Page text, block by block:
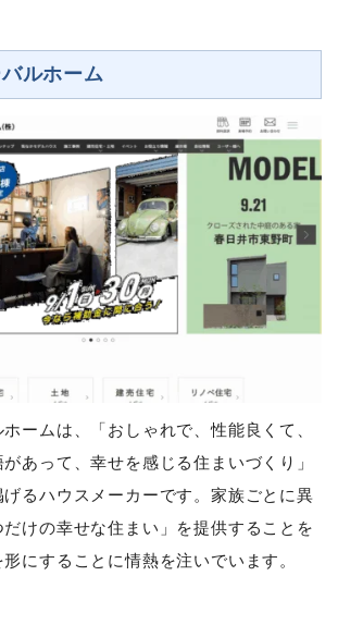
ルホーム
ームは、「おしゃれで、性能良くて、
あって、幸せを感じる住まいづくり」
げるハウスメーカーです。家族ごとに異
けの幸せな住まい」を提供することを
にすることに情熱を注いでいます。